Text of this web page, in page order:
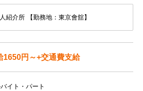
紹介所 【勤務地：東京會舘】
1650円～+交通費支給
イト・パート